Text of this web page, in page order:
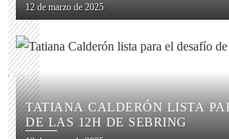
12 de marzo de 2025
TATIANA CALDERÓN LISTA
DE LAS 12H DE SEBRING